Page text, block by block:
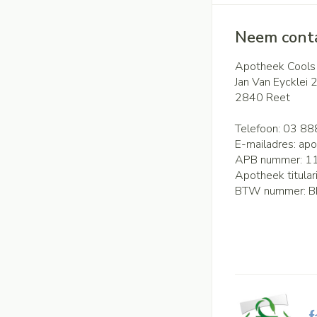
Neem
Apotheek Cools
Jan Van Eycklei 2
2840 Reet
Telefoon: 03
E-mailadres:
APB nummer:
Apotheek
BTW nummer: